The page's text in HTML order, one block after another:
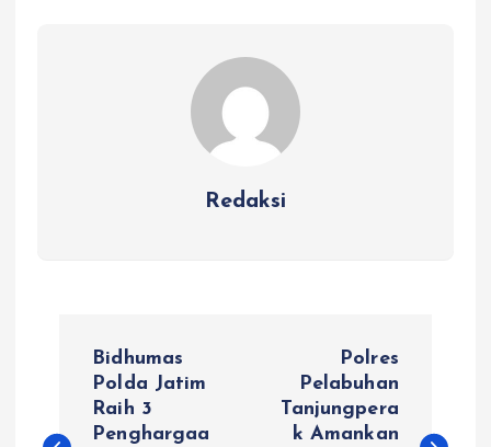
Redaksi
Bidhumas
Polda Jatim
Raih 3
Penghargaa
Polres
Pelabuhan
Tanjungpera
k Amankan